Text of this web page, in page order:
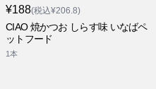
¥188(税込¥206.8)
CIAO 焼かつお しらす味 いなばペ
ットフード
1本